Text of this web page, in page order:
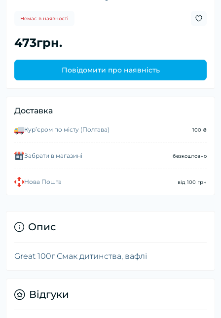
Немає в наявності
473грн.
Повідомити про наявність
Доставка
Курʼєром по місту (Полтава) 100 ₴
Забрати в магазині безкоштовно
Нова Пошта від 100 грн
Опис
Great 100г Смак дитинства, вафлі
Відгуки